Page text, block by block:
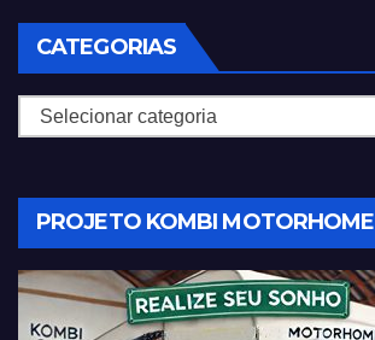
CATEGORIAS
Categorias
PROJETO KOMBI MOTORHOME